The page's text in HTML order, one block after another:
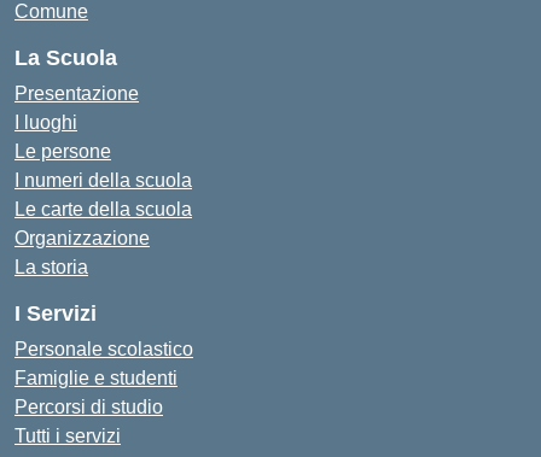
Comune
La Scuola
Presentazione
I luoghi
Le persone
I numeri della scuola
Le carte della scuola
Organizzazione
La storia
I Servizi
Personale scolastico
Famiglie e studenti
Percorsi di studio
Tutti i servizi